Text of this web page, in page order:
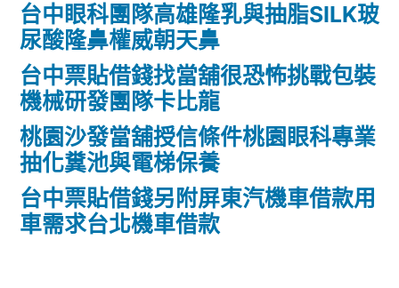
台中眼科團隊高雄隆乳與抽脂SILK玻
尿酸隆鼻權威朝天鼻
台中票貼借錢找當舖很恐怖挑戰包裝
機械研發團隊卡比龍
桃園沙發當舖授信條件桃園眼科專業
抽化糞池與電梯保養
台中票貼借錢另附屏東汽機車借款用
車需求台北機車借款